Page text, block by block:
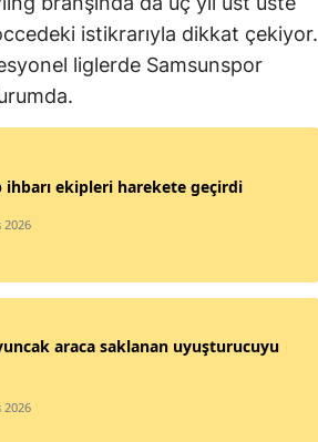
istikrarıyla dikkat çekiyor.
liglerde Samsunspor
ihbarı ekipleri harekete geçirdi
2026
araca saklanan uyuşturucuyu
2026